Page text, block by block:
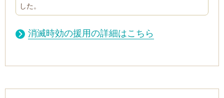
した。
消滅時効の援用の詳細はこちら